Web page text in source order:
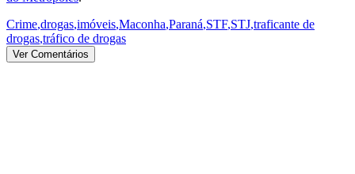
Crime,drogas,imóveis,Maconha,Paraná,STF,STJ,traficante de
drogas,tráfico de drogas
Ver Comentários